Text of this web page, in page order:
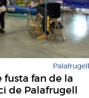
Palafrugell
fusta fan de la
de Palafrugell